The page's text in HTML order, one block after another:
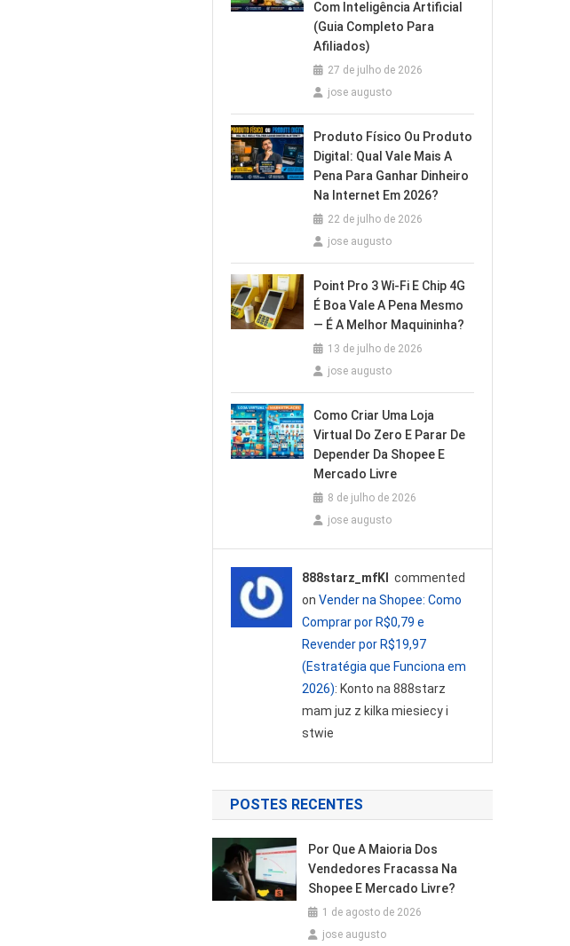
Com Inteligência Artificial
(Guia Completo Para
Afiliados)
27 de julho de 2026
jose augusto
Produto Físico Ou Produto
Digital: Qual Vale Mais A
Pena Para Ganhar Dinheiro
Na Internet Em 2026?
22 de julho de 2026
jose augusto
Point Pro 3 Wi‑Fi E Chip 4G
É Boa Vale A Pena Mesmo
— É A Melhor Maquininha?
13 de julho de 2026
jose augusto
Como Criar Uma Loja
Virtual Do Zero E Parar De
Depender Da Shopee E
Mercado Livre
8 de julho de 2026
jose augusto
888starz_mfKl
commented
on Vender na Shopee: Como
Comprar por R$0,79 e
Revender por R$19,97
(Estratégia que Funciona em
2026): Konto na 888starz
mam juz z kilka miesiecy i
stwie
POSTES RECENTES
Por Que A Maioria Dos
Vendedores Fracassa Na
Shopee E Mercado Livre?
1 de agosto de 2026
jose augusto